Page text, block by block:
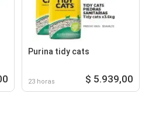
Purina tidy cats
23 horas $ 5.939,00